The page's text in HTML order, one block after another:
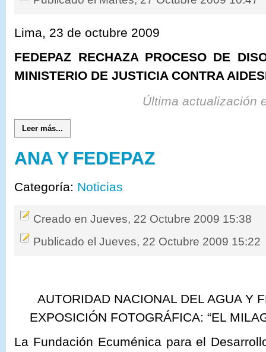
Lima, 23 de octubre 2009
FEDEPAZ RECHAZA PROCESO DE
MINISTERIO DE JUSTICIA CONTRA
Última actualización
Leer más...
ANA Y FEDEPAZ
Categoría: Noticias
Creado en Jueves, 22 Octubre 2009 15:38
Publicado el Jueves, 22 Octubre 2009 15:22
AUTORIDAD NACIONAL DEL AGUA Y
EXPOSICIÓN FOTOGRÁFICA: “EL
La Fundación Ecuménica para el